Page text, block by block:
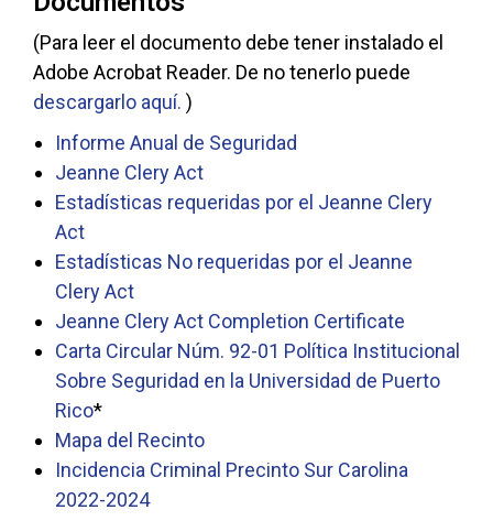
(Para leer el documento debe tener instalado el
Adobe Acrobat Reader. De no tenerlo puede
descargarlo aquí. )
Informe Anual de Seguridad
Jeanne Clery Act
Estadísticas requeridas por el Jeanne Clery
Act
Estadísticas No requeridas por el Jeanne
Clery Act
Jeanne Clery Act Completion Certificate
Carta Circular Núm. 92-01 Política Institucional
Sobre Seguridad en la Universidad de Puerto
Rico*
Mapa del Recinto
Incidencia Criminal Precinto Sur Carolina
2022-2024